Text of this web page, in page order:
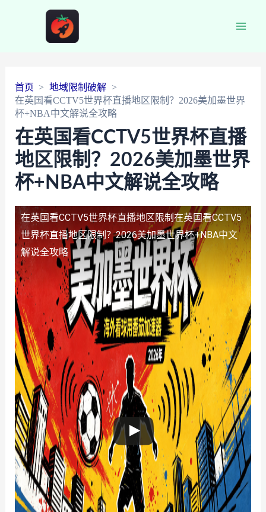
首页
地域限制破解
在英国看CCTV5世界杯直播地区限制？2026美加墨世界
杯+NBA中文解说全攻略
在英国看CCTV5世界杯直播
地区限制？2026美加墨世界
杯+NBA中文解说全攻略
在英国看CCTV5世界杯直播地区限制在英国看CCTV5
世界杯直播地区限制？2026美加墨世界杯+NBA中文
解说全攻略